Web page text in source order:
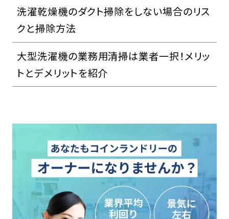
洗濯乾燥機のダクト掃除をしない場合のリス
クと掃除方法
大型洗濯機の業務用清掃は業者一択！メリッ
トとデメリットを紹介